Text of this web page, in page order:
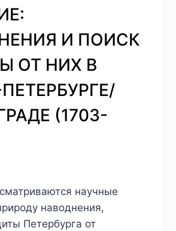
И ПОИСК
ОТ НИХ В
(1703-
научные
наводнения,
Петербурга от